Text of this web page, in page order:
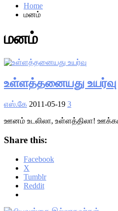
Home
மனம்
மனம்
உள்ளத்தனையது உயர்வு
எஸ்.கே 2011-05-19 3
ஊனம் உடலிலா, உள்ளத்திலா!
Share this:
Facebook
X
Tumblr
Reddit